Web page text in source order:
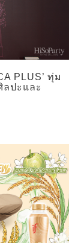
PLUS’ ทุ่ม
ปะและ